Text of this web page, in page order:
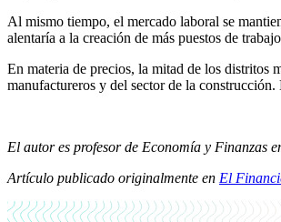
Al mismo tiempo, el mercado laboral se
alentaría a la creación de más puestos de
En materia de precios, la mitad de los distritos
manufactureros y del sector de la
El autor es profesor de Economía y Finanzas
Artículo publicado originalmente en El